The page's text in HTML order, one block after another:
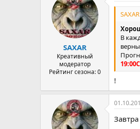
SAXAR
Креативный
модератор
Рейтинг сезона: 0
В
!